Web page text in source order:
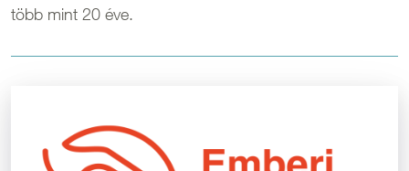
több mint 20 éve.